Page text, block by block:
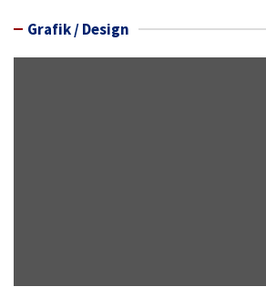
Grafik / Design